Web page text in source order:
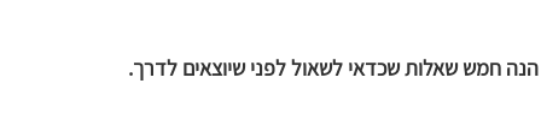
הנה חמש שאלות שכדאי לשאול לפני שיוצאים לדרך.